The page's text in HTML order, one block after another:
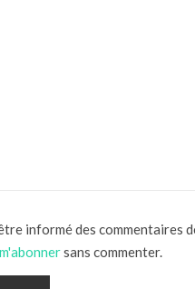
informé des commentaires
m'abonnersans commenter.